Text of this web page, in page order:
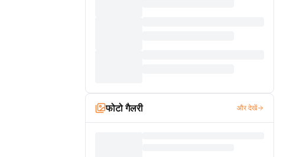
फोटो गैलरी और देखें